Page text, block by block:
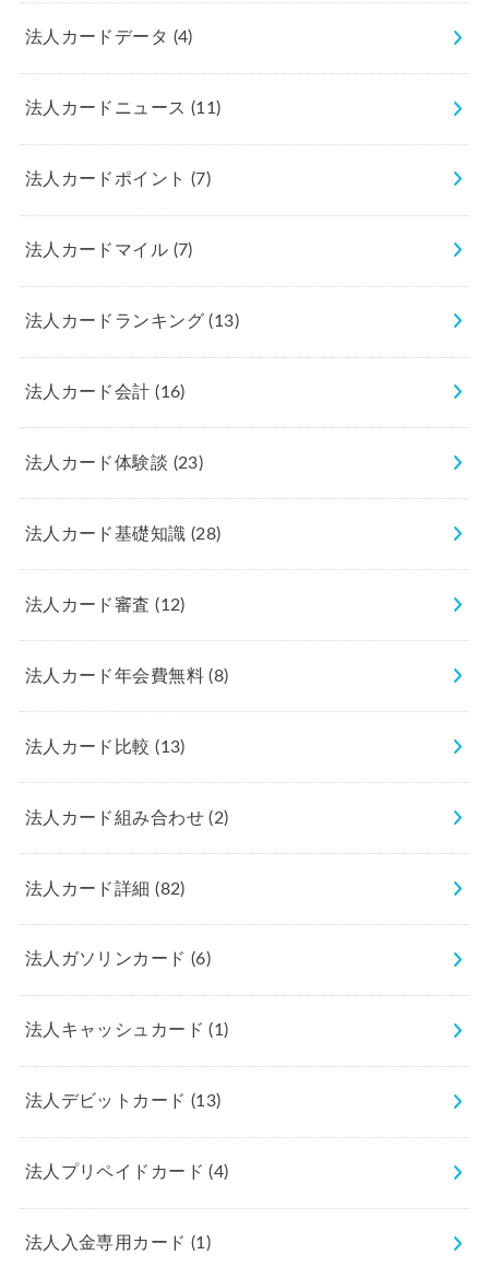
法人カードデータ (4)
法人カードニュース (11)
法人カードポイント (7)
法人カードマイル (7)
法人カードランキング(13)
法人カード会計(16)
法人カード体験談 (23)
法人カード基礎知識 (28)
法人カード審査(12)
法人カード年会費無料(8)
法人カード比較(13)
法人カード組み合わせ(2)
法人カード詳細(82)
法人ガソリンカード (6)
法人キャッシュカード(1)
法人デビットカード (13)
法人プリペイドカード(4)
法人入金専用カード (1)